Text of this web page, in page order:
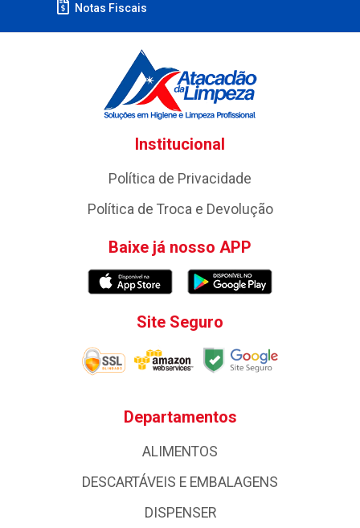
Notas Fiscais
Institucional
Política de Privacidade
Política de Troca e Devolução
Baixe já nosso APP
Site Seguro
Departamentos
ALIMENTOS
DESCARTÁVEIS E EMBALAGENS
DISPENSER